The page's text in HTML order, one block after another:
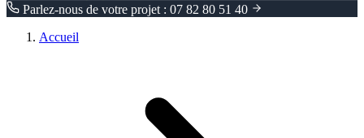
Parlez-nous de votre projet : 07 82 80 51 40
Accueil